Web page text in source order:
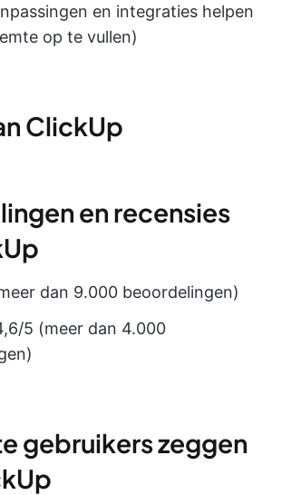
en integraties helpen
op te vullen)
ClickUp
en recensies
dan 9.000 beoordelingen)
5 (meer dan 4.000
gebruikers zeggen